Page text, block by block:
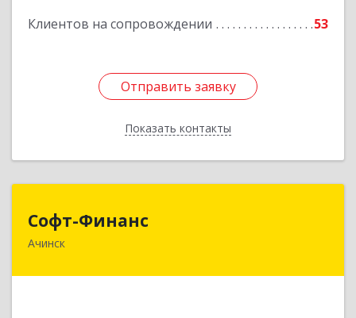
Клиентов на сопровождении 53
Отправить заявку
Показать контакты
Отправить заявку
Назад
Софт-Финанс
Ачинск
662150, Красноярский край, Ачинск г, 1-й мкр,